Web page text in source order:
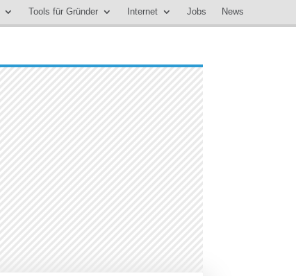
Tools für Gründer Internet Jobs News